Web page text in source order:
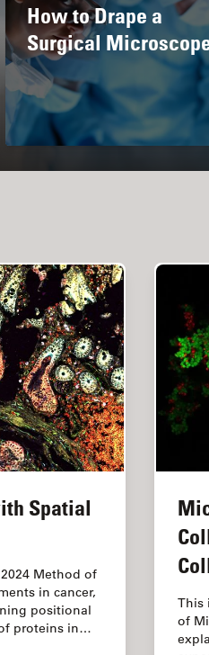
How to Drape a
Surgical
Spatial
Method of
in cancer,
positional
proteins in…
This
of